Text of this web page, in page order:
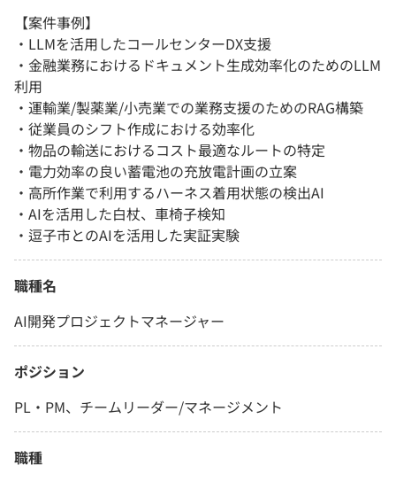
【案件事例】
・LLMを活用したコールセンターDX支援
・金融業務におけるドキュメント生成効率化のためのLLM
利用
・運輸業/製薬業/小売業での業務支援のためのRAG構築
・従業員のシフト作成における効率化
・物品の輸送におけるコスト最適なルートの特定
・電力効率の良い蓄電池の充放電計画の立案
・高所作業で利用するハーネス着用状態の検出AI
・AIを活用した白杖、車椅子検知
・逗子市とのAIを活用した実証実験
職種名
AI開発プロジェクトマネージャー
ポジション
PL・PM、チームリーダー/マネージメント
職種